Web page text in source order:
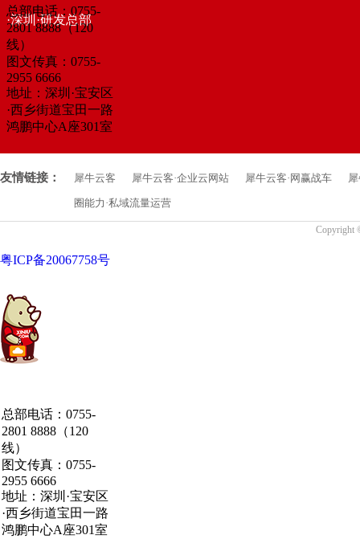
·深圳·研发总部
总部电话：0755-
2801 8888（120
线）
图文传真：0755-
2955 6666
地址：深圳·宝安区
·西乡街道宝田一路
鸿鹏中心A座301室
友情链接： 犀牛云客 犀牛云客·企业云网站 犀牛云客·网赢战车
圈能力·私域流量运营
Copyright
粤ICP备20067758号
·深圳·研发总部
总部电话：0755-
2801 8888（120
线）
图文传真：0755-
2955 6666
地址：深圳·宝安区
·西乡街道宝田一路
鸿鹏中心A座301室